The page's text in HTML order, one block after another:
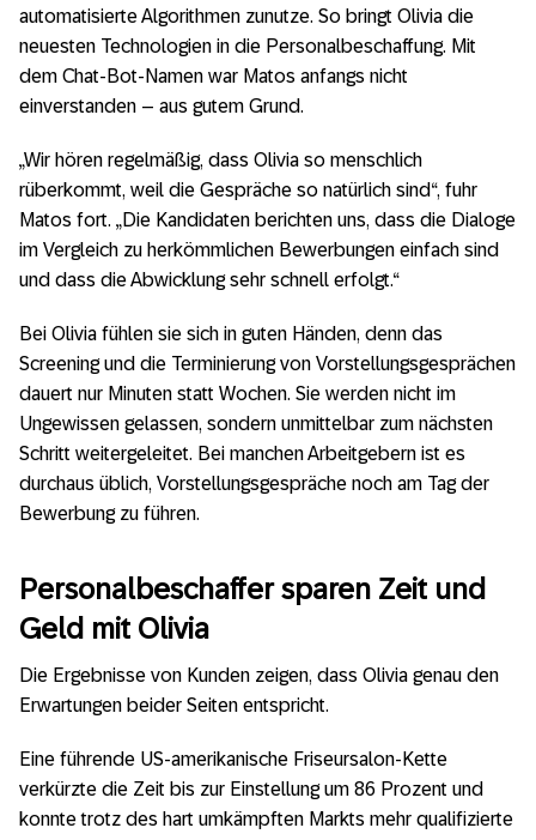
automatisierte Algorithmen zunutze. So bringt Olivia die
neuesten Technologien in die Personalbeschaffung. Mit
dem Chat-Bot-Namen war Matos anfangs nicht
einverstanden – aus gutem Grund.
„Wir hören regelmäßig, dass Olivia so menschlich
rüberkommt, weil die Gespräche so natürlich sind“, fuhr
Matos fort. „Die Kandidaten berichten uns, dass die Dialoge
im Vergleich zu herkömmlichen Bewerbungen einfach sind
und dass die Abwicklung sehr schnell erfolgt.“
Bei Olivia fühlen sie sich in guten Händen, denn das
Screening und die Terminierung von Vorstellungsgesprächen
dauert nur Minuten statt Wochen. Sie werden nicht im
Ungewissen gelassen, sondern unmittelbar zum nächsten
Schritt weitergeleitet. Bei manchen Arbeitgebern ist es
durchaus üblich, Vorstellungsgespräche noch am Tag der
Bewerbung zu führen.
Personalbeschaffer sparen Zeit und
Geld mit Olivia
Die Ergebnisse von Kunden zeigen, dass Olivia genau den
Erwartungen beider Seiten entspricht.
Eine führende US-amerikanische Friseursalon-Kette
verkürzte die Zeit bis zur Einstellung um 86 Prozent und
konnte trotz des hart umkämpften Markts mehr qualifizierte